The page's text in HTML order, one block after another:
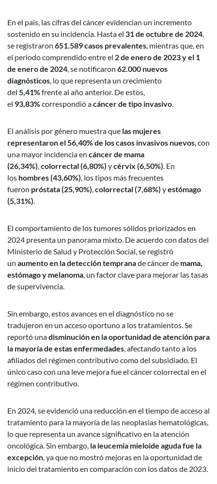
En el país, las cifras del cáncer evidencian un incremento
sostenido en su incidencia. Hasta el 31 de octubre de 2024
se registraron 651.589 casos prevalentes , mientras que, en
el periodo comprendido entre el 2 de enero de 2023 y el 1
de enero de 2024 , se notificaron 62.000 nuevos
diagnósticos , lo que representa un crecimiento
del 5,41%frente al año anterior. De estos,
el 93,83%correspondió acáncer de tipo invasivo
El análisis por género muestra que las mujeres
representaron el 56,40% de los casos invasivos nuevos , con
una mayor incidencia en cáncer de mama
(26,34%) colorrectal (6,80%) ycérvix (6,50%) . En
los hombres (43,60%) , los tipos más frecuentes
fueron próstata (25,90%) colorrectal (7,68%) yestómago
(5,31%)
El comportamiento de los tumores sólidos priorizados en
2024 presenta un panorama mixto. De acuerdo con datos del
Ministerio de Salud y Protección Social, se registró
un aumento en la detección tempranade cáncer de mama,
estómago y melanoma , un factor clave para mejorar las tasas
de supervivencia.
Sin embargo, estos avances en el diagnóstico no se
tradujeron en un acceso oportuno a los tratamientos. Se
reportó unadisminución en la oportunidad de atención para
la mayoría de estas enfermedades , afectando tanto a los
afiliados del régimen contributivo como del subsidiado. El
único caso con una leve mejora fue el cáncer colorrectal en el
régimen contributivo.
En 2024, se evidenció una reducción en el tiempo de acceso al
tratamiento para la mayoría de las neoplasias hematológicas,
lo que representa un avance significativo en la atención
oncológica. Sin embargo, la leucemia mieloide aguda fue la
excepción , ya que no mostró mejoras en la oportunidad de
inicio del tratamiento en comparación con los datos de 2023.